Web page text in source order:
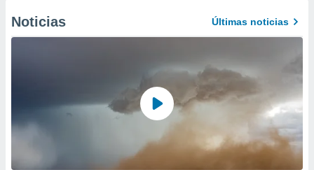
Noticias Últimas noticias